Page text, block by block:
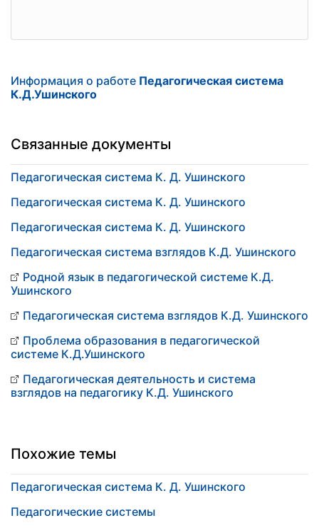
Информация о работе Педагогическая система
К.Д.Ушинского
Связанные документы
Педагогическая система К. Д. Ушинского
Педагогическая система К. Д. Ушинского
Педагогическая система К. Д. Ушинского
Педагогическая система взглядов К.Д. Ушинского
Родной язык в педагогической системе К.Д.
Ушинского
Педагогическая система взглядов К.Д. Ушинского
Проблема образования в педагогической
системе К.Д.Ушинского
Педагогическая деятельность и система
взглядов на педагогику К.Д. Ушинского
Похожие темы
Педагогическая система К. Д. Ушинского
Педагогические системы